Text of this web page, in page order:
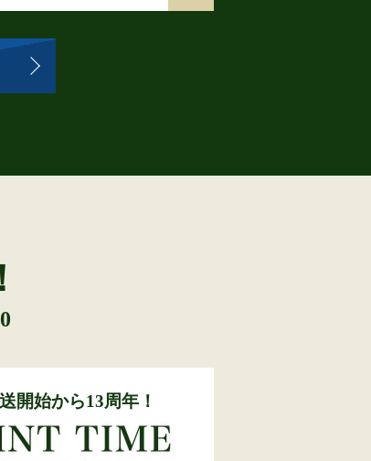
開始から13周年！